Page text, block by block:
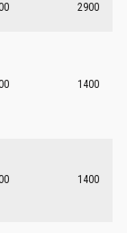
2900
1400
1400